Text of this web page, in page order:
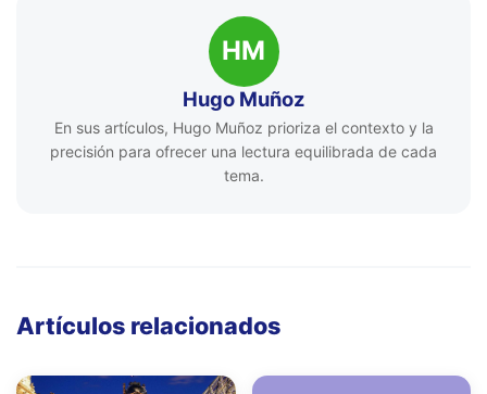
HM
Hugo Muñoz
En sus artículos, Hugo Muñoz prioriza el contexto y la
precisión para ofrecer una lectura equilibrada de cada
tema.
Artículos relacionados